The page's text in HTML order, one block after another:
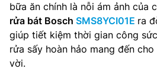
bữa ăn chính là nỗi ám ảnh của
rửa bát Bosch SMS8YCI01E ra
giúp tiết kiệm thời gian công
rửa sấy hoàn hảo mang đến
vời.